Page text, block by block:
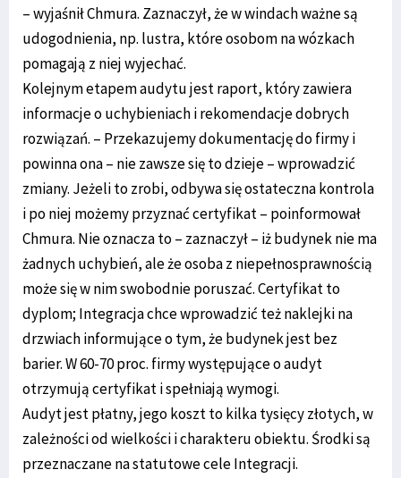
– wyjaśnił Chmura. Zaznaczył, że w windach ważne są
udogodnienia, np. lustra, które osobom na wózkach
pomagają z niej wyjechać.
Kolejnym etapem audytu jest raport, który zawiera
informacje o uchybieniach i rekomendacje dobrych
rozwiązań. – Przekazujemy dokumentację do firmy i
powinna ona – nie zawsze się to dzieje – wprowadzić
zmiany. Jeżeli to zrobi, odbywa się ostateczna kontrola
i po niej możemy przyznać certyfikat – poinformował
Chmura. Nie oznacza to – zaznaczył – iż budynek nie ma
żadnych uchybień, ale że osoba z niepełnosprawnością
może się w nim swobodnie poruszać. Certyfikat to
dyplom; Integracja chce wprowadzić też naklejki na
drzwiach informujące o tym, że budynek jest bez
barier. W 60-70 proc. firmy występujące o audyt
otrzymują certyfikat i spełniają wymogi.
Audyt jest płatny, jego koszt to kilka tysięcy złotych, w
zależności od wielkości i charakteru obiektu. Środki są
przeznaczane na statutowe cele Integracji.